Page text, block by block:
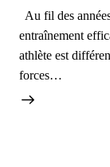
Au fil des
entraînement
athlète est
forces…